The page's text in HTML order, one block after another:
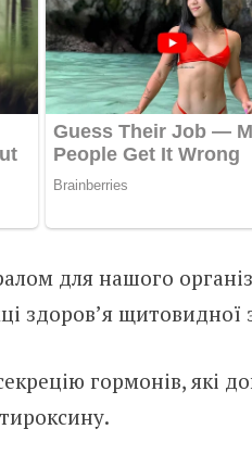
для нашого
здоров’я щитовидної
гормонів, які